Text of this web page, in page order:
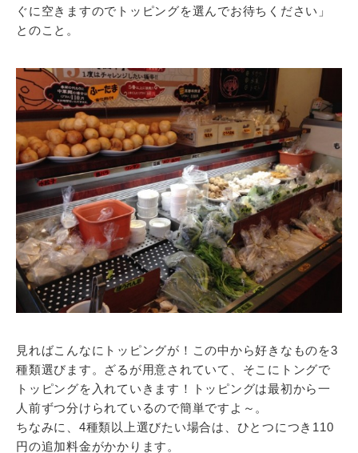
ぐに空きますのでトッピングを選んでお待ちください」
とのこと。
見ればこんなにトッピングが！この中から好きなものを3
種類選びます。ざるが用意されていて、そこにトングで
トッピングを入れていきます！トッピングは最初から一
人前ずつ分けられているので簡単ですよ～。
ちなみに、4種類以上選びたい場合は、ひとつにつき110
円の追加料金がかかります。